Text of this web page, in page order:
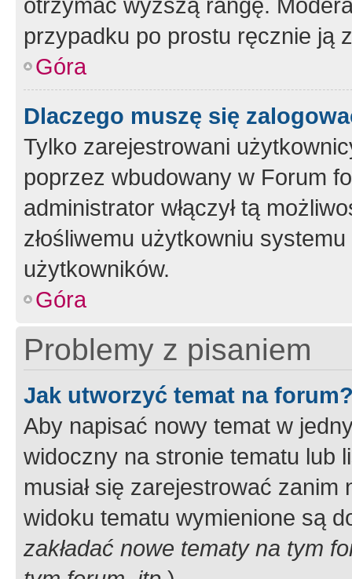
przypadku po prostu ręcznie ją
Góra
Dlaczego muszę się
Tylko zarejestrowani
poprzez wbudowany w Forum
administrator włączył tą
złośliwemu użytkowniu
użytkowników.
Góra
Problemy z pisaniem
Jak utworzyć temat na
Aby napisać nowy temat w
widoczny na stronie tematu lub
musiał się zarejestrować
widoku tematu wymienione są
zakładać nowe tematy na tym